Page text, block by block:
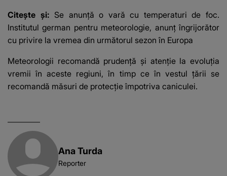
Citește și: Se anunță o vară cu temperaturi de foc.
Institutul german pentru meteorologie, anunț îngrijorător
cu privire la vremea din următorul sezon în Europa
Meteorologii recomandă prudență și atenție la evoluția
vremii în aceste regiuni, în timp ce în vestul țării se
recomandă măsuri de protecție împotriva caniculei.
Ana Turda
Reporter